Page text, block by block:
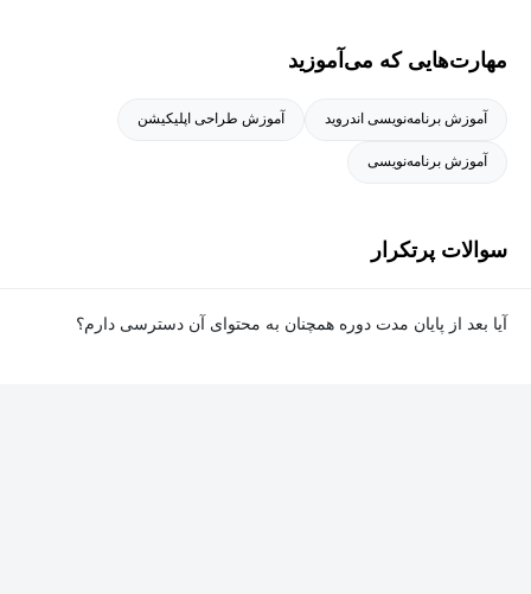
مهارت‌هایی که می‌آموزید
آموزش برنامه‌نویسی اندروید آموزش طراحی اپلیکیشن
آموزش برنامه‌نویسی
سوالات پرتکرار
آیا بعد از پایان مدت دوره همچنان به محتوای آن دسترسی دارم؟